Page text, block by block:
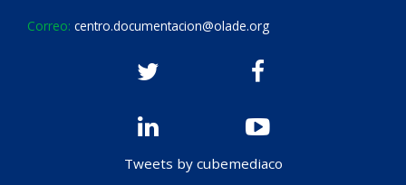
Correo: centro.documentacion@olade.org
Tweets by cubemediaco